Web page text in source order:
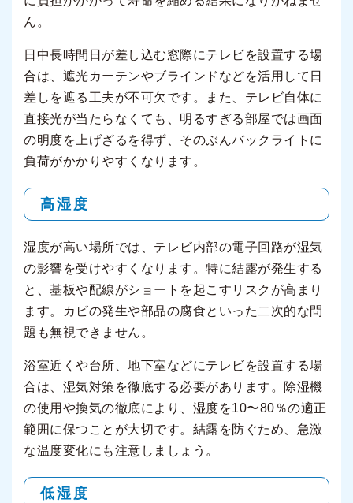
ん。
日中長時間日が差し込む窓際にテレビを設置する場
合は、遮光カーテンやブラインドなどを活用して日
差しを遮る工夫が不可欠です。また、テレビ自体に
直接光が当たらなくても、明るすぎる部屋では画面
の明度を上げざるを得ず、そのぶんバックライトに
負荷がかかりやすくなります。
高湿度
湿度が高い場所では、テレビ内部の電子回路が湿気
の影響を受けやすくなります。特に結露が発生する
と、基板や配線がショートを起こすリスクが高まり
ます。カビの発生や部品の腐食といった二次的な問
題も無視できません。
浴室近くや台所、地下室などにテレビを設置する場
合は、湿気対策を徹底する必要があります。除湿機
の使用や換気の徹底により、湿度を10〜80％の適正
範囲に保つことが大切です。結露を防ぐため、急激
な温度変化にも注意しましょう。
低湿度